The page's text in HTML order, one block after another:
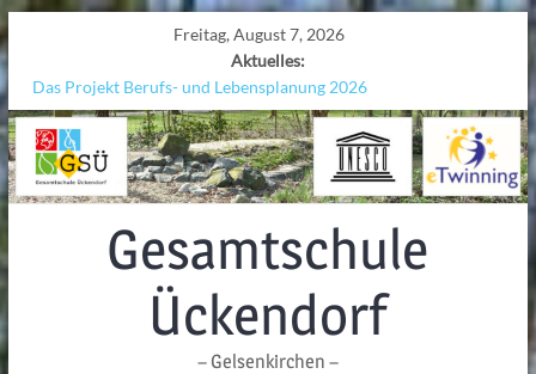
Freitag, August 7, 2026
Aktuelles:
Das Projekt Berufs- und Lebensplanung 2026
UNESCO Stadtradeln „Grenzen überwinden“
KCC-Workshop
Sicherheit auf den Wellen: Lehrkräfte bilden sich in Alicante fort
Ferien!!!
Gesamtschule
Ückendorf
– Gelsenkirchen –